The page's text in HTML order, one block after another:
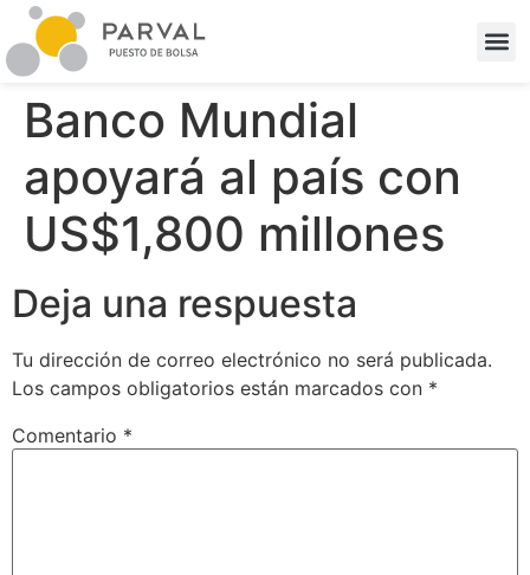
Banco Mundial
apoyará al país con
US$1,800 millones
Deja una respuesta
Tu dirección de correo electrónico no será publicada.
Los campos obligatorios están marcados con *
Comentario *